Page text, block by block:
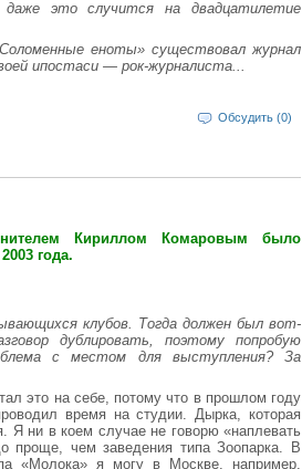
это случится на двадцатилетие
еноты» существовал журнал
ипостаси — рок-журналиста...
Обсудить (0)
Кириллом Комаровым было
года.
клубов. Тогда должен был вот-
дублировать, поэтому попробую
с местом для выступления? За
это на себе, потому что в прошлом году
время на студии. Дырка, которая
Я ни в коем случае не говорю «наплевать
проще, чем заведения типа Зоопарка. В
«Молока» я могу в Москве, например,